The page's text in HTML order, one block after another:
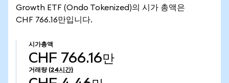
Growth ETF (Ondo Tokenized)의 시가 총액은
CHF 766.16만입니다.
시가총액
CHF 766.16만
거래량 (24시간)